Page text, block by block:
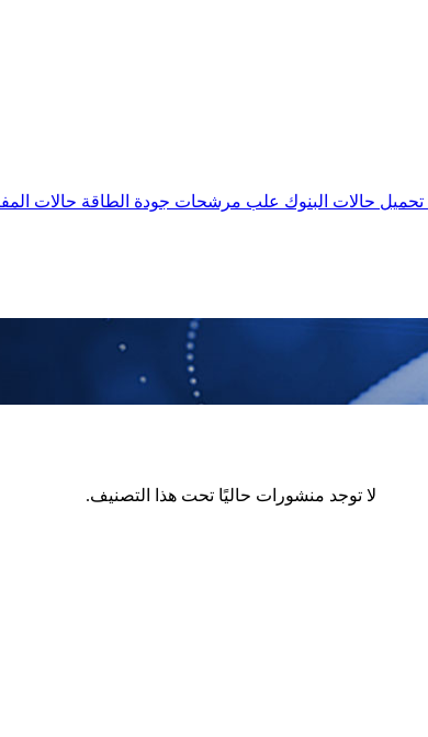
تحميل حالات البنوك علب مرشحات جودة الطاقة حالات
لا توجد منشورات حاليًا تحت هذا التصنيف.